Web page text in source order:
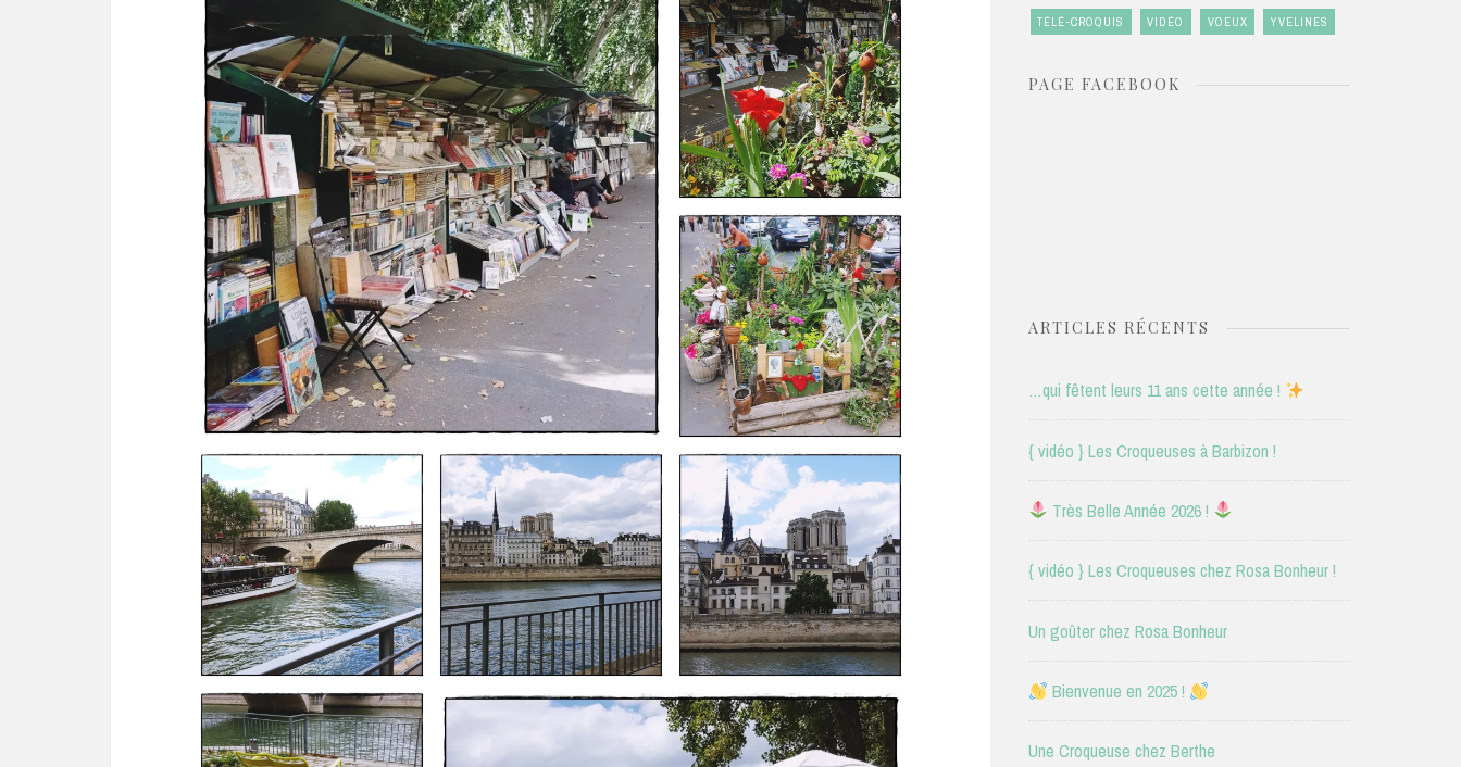
TÉLÉ-CROQUIS VIDÉO VOEUX YVELINES
PAGE FACEBOOK
ARTICLES RÉCENTS
…qui fêtent leurs 11 ans cette année !
{ vidéo } Les Croqueuses à Barbizon !
Très Belle Année 2026 !
{ vidéo } Les Croqueuses chez Rosa Bonheur !
Un goûter chez Rosa Bonheur
Bienvenue en 2025 !
Une Croqueuse chez Berthe